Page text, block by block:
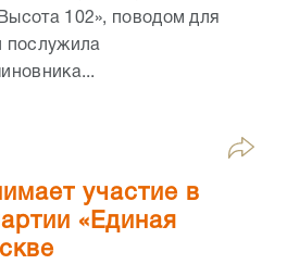
102», поводом для
послужила
участие в
«Единая